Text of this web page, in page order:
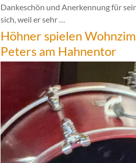
Dankeschön und Anerkennung für
sich, weil er sehr …
Höhner spielen
Peters am Hahnentor